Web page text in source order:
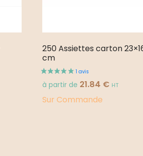
250 Assiettes carton
cm
à partir de 21.84 € HT
Sur Commande